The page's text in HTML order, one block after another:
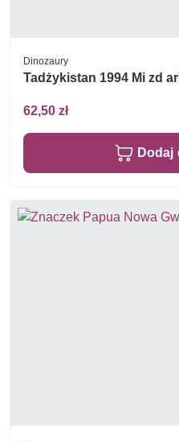
Dinozaury
Tadżykistan 1994 Mi zd
62,50 zł
Dodaj